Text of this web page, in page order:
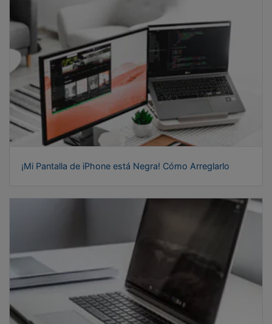
¡Mi Pantalla de iPhone está Negra! Cómo Arreglarlo